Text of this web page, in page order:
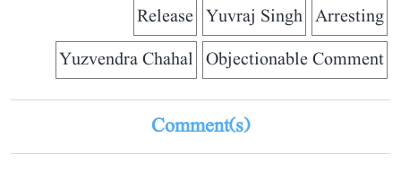
Arresting
Yuvraj Singh
Release
Objectionable Comment
Yuzvendra Chahal
Comment(s)